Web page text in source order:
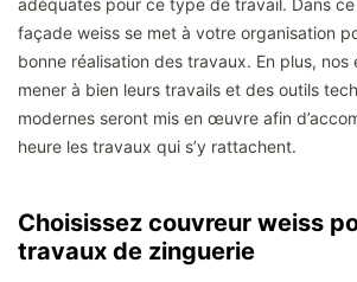
adéquates pour ce type de travail. Dans
façade weiss se met à votre organisation
bonne réalisation des travaux. En plus, nos
mener à bien leurs travails et des outils
modernes seront mis en œuvre afin
heure les travaux qui s’y rattachent.
Choisissez couvreur weiss
travaux de zinguerie